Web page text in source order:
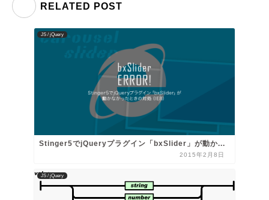
RELATED POST
JS / jQuery
Stinger5でjQueryプラグイン「bxSlider」が動か...
2015年2月8日
JS / jQuery